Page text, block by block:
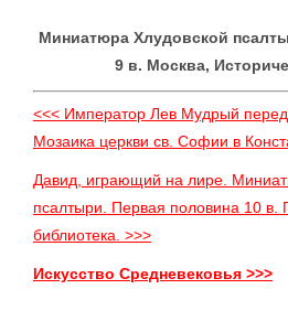
Миниатюра Хлудовской
9 в. Москва,
<<< Император Лев Мудрый перед
Мозаика церкви св. Софии в
Давид, играющий на лире.
псалтыри. Первая половина 10 в.
библиотека. >>>
Искусство Средневековья >>>